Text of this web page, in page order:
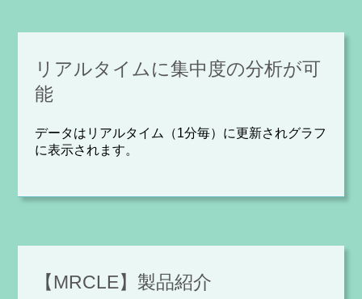
リアルタイムに集中度の分析が可
能
データはリアルタイム（1分毎）に更新されグラフ
に表示されます。
【MRCLE】製品紹介